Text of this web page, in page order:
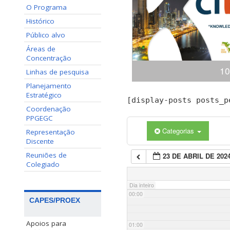
O Programa
Histórico
Público alvo
Áreas de
Concentração
Linhas de pesquisa
Planejamento
Estratégico
Coordenação
PPGEGC
Representação
Discente
Reuniões de
Colegiado
CAPES/PROEX
Apoios para
Congresso Internacional
(ciKi) A 10ª edição do
Conhecimento e
dias 19 e 20 de
Conhecimento,
[display-posts
Categorias
23 DE ABRIL DE
Dia inteiro
00:00
01:00